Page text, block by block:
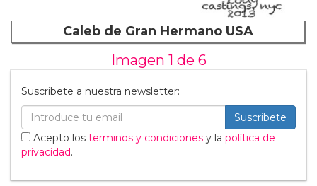
Caleb de Gran Hermano USA
Imagen 1 de 6
Suscribete a nuestra newsletter:
Suscribete
Acepto los terminos y condiciones y la política de
privacidad.